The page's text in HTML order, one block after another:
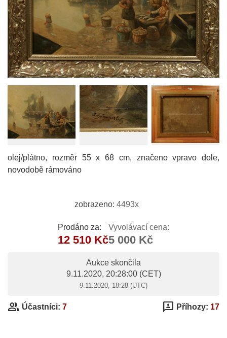
olej/plátno, rozměr 55 x 68 cm, značeno vpravo dole,
novodobě rámováno
zobrazeno: 4493x
Prodáno za:
12 510 Kč
Vyvolávací cena:
5 000 Kč
Aukce skončila
9.11.2020, 20:28:00(CET)
9.11.2020, 18:28 (UTC)
group Účastníci: 7 3p Příhozy: 17